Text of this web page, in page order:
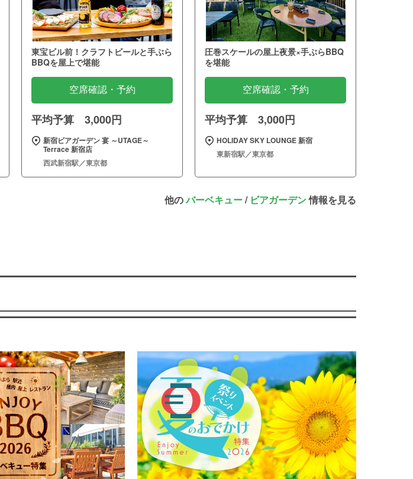
東宝ビル前！クラフトビールと手ぶら
BBQを屋上で堪能
空席確認・予約
平均予算 3,000円
新宿ビアガーデン 宴 ～UTAGE～
Terrace 新宿店
西武新宿駅／東京都
圧巻スケールの屋上夜景×手ぶらBBQ
を堪能
空席確認・予約
平均予算 3,000円
HOLIDAY SKY LOUNGE 新宿
東新宿駅／東京都
他のバーベキュー/ ビアガーデン情報を見る